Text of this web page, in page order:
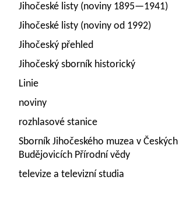
Jihočeské listy (noviny 1895—1941)
Jihočeské listy (noviny od 1992)
Jihočeský přehled
Jihočeský sborník historický
Linie
noviny
rozhlasové stanice
Sborník Jihočeského muzea v Českých
Budějovicích Přírodní vědy
televize a televizní studia